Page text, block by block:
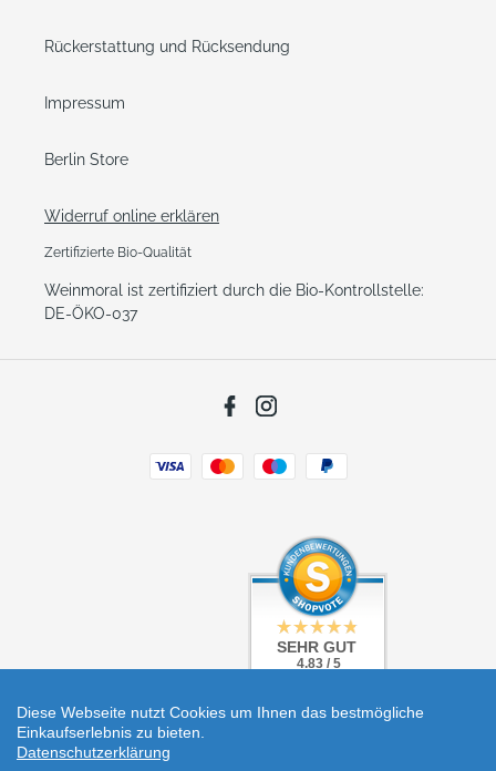
Rückerstattung und Rücksendung
Impressum
Berlin Store
Widerruf online erklären
Zertifizierte Bio-Qualität
Weinmoral ist zertifiziert durch die Bio-Kontrollstelle:
DE-ÖKO-037
Facebook
Zahlungsarten
SEHR GUT
4.83 / 5
bei: shopvote.de
SEHR GUT
4.83 / 5
bei: shopvote.de
Diese Webseite nutzt Cookies um Ihnen das bestmögliche
Einkaufserlebnis zu bieten.
Datenschutzerklärung